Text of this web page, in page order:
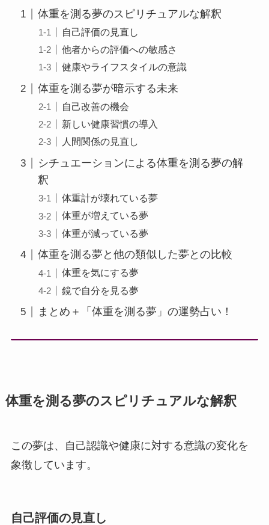
体重を測る夢のスピリチュアルな解釈
自己評価の見直し
他者からの評価への敏感さ
健康やライフスタイルの意識
体重を測る夢が暗示する未来
自己改善の機会
新しい健康習慣の導入
人間関係の見直し
シチュエーションによる体重を測る夢の解
釈
体重計が壊れている夢
体重が増えている夢
体重が減っている夢
体重を測る夢と他の類似した夢との比較
体重を気にする夢
鏡で自分を見る夢
まとめ＋「体重を測る夢」の運勢占い！
体重を測る夢のスピリチュアルな解釈
この夢は、自己認識や健康に対する意識の変化を
象徴しています。
自己評価の見直し